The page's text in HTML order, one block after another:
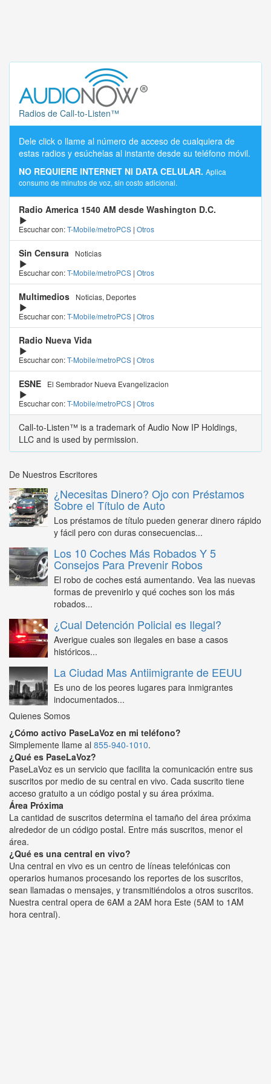
Radios de Call-to-Listen™
Dele click o llame al número de acceso de cualquiera de
estas radios y esúchelas al instante desde su teléfono móvil.
NO REQUIERE INTERNET NI DATA CELULAR. Aplica
consumo de minutos de voz, sin costo adicional.
Radio America 1540 AM desde Washington D.C.
Escuchar con:T-Mobile/metroPCS | Otros
Sin Censura
Noticias
Escuchar con:T-Mobile/metroPCS | Otros
Multimedios
Noticias, Deportes
Escuchar con:T-Mobile/metroPCS | Otros
Radio Nueva Vida
Escuchar con:T-Mobile/metroPCS | Otros
ESNE
El Sembrador Nueva Evangelizacion
Escuchar con:T-Mobile/metroPCS | Otros
Call-to-Listen™ is a trademark of Audio Now IP Holdings,
LLC and is used by permission.
De Nuestros Escritores
¿Necesitas Dinero? Ojo con Préstamos
Sobre el Título de Auto
Los préstamos de título pueden generar dinero rápido
y fácil pero con duras consecuencias...
Los 10 Coches Más Robados Y 5
Consejos Para Prevenir Robos
El robo de coches está aumentando. Vea las nuevas
formas de prevenirlo y qué coches son los más
robados...
¿Cual Detención Policial es Ilegal?
Averigue cuales son ilegales en base a casos
históricos...
La Ciudad Mas Antiimigrante de EEUU
Es uno de los peores lugares para inmigrantes
indocumentados...
Quienes Somos
¿Cómo activo PaseLaVoz en mi teléfono?
Simplemente llame al 855-940-1010.
¿Qué es PaseLaVoz?
PaseLaVoz es un servicio que facilita la comunicación entre sus
suscritos por medio de su central en vivo. Cada suscrito tiene
acceso gratuito a un código postal y su área próxima.
Área Próxima
La cantidad de suscritos determina el tamaño del área próxima
alrededor de un código postal. Entre más suscritos, menor el
área.
¿Qué es una central en vivo?
Una central en vivo es un centro de líneas telefónicas con
operarios humanos procesando los reportes de los suscritos,
sean llamadas o mensajes, y transmitiéndolos a otros suscritos.
Nuestra central opera de 6AM a 2AM hora Este (5AM to 1AM
hora central).